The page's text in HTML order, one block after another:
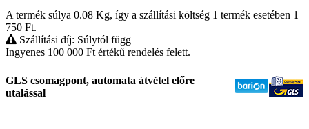
A termék súlya 0.08 Kg, így a szállítási költség 1 termék esetében 1
750 Ft.
Szállítási díj: Súlytól függ
Ingyenes 100 000 Ft értékű rendelés felett.
GLS csomagpont, automata átvétel előre
utalással